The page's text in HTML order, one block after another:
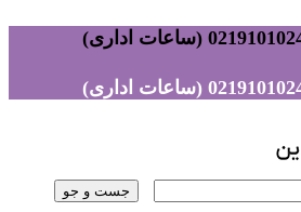
جست و جو